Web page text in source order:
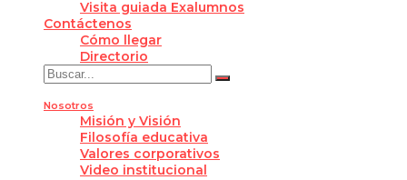
Visita guiada Exalumnos
Contáctenos
Cómo llegar
Directorio
Nosotros
Misión y Visión
Filosofía educativa
Valores corporativos
Video institucional